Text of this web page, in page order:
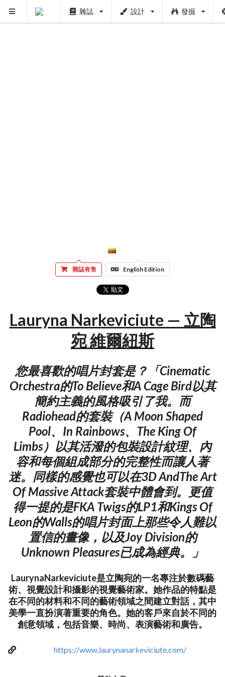
雜誌 設計 發掘
雜誌有售 English Edition
Lauryna Narkeviciute — 立陶
宛 維爾紐斯
您最喜歡的唱片封套是？「Cinematic
Orchestra的To Believe和A Cage Bird以其
簡約主義的風格吸引了我。而
Radiohead的套裝（A Moon Shaped
Pool、In Rainbows、The King Of
Limbs）以其活潑的包裝設計紋理、內
容和每個組成部分的完整性而讓人著
迷。同樣的感覺也可以在3D AndThe Art
Of Massive Attack套裝中體會到。更值
得一提的是FKA Twigs的LP1和Kings Of
Leon的Walls的唱片封面上那些令人難以
置信的畫像，以及Joy Division的
Unknown Pleasures已成為經典。」
LaurynaNarkeviciute是立陶宛的一名專注於數碼藝
術、視覺設計和攝影的視覺藝術家。她作品的特點是
在不同的材料和不同的藝術領域之間建立對話，其中
美學一直扮演著重要的角色。她的客戶來自於不同的
創意領域，包括音樂、時尚、表演藝術和廣告。
https://www.laurynanarkeviciute.com/